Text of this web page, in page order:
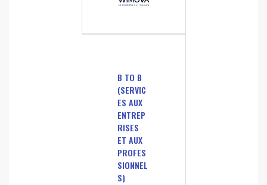
B TO B
(SERVIC
ES AUX
ENTREP
RISES
ET AUX
PROFES
SIONNEL
S)